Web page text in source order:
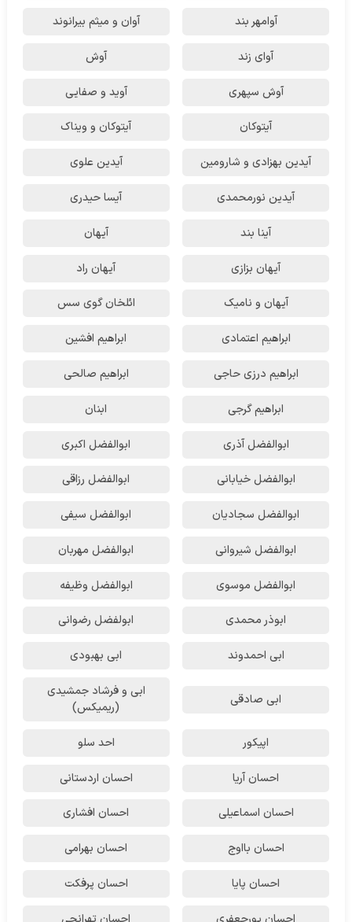
آوامهر بند آوان و میثم بیرانوند
آوای زند آوش
آوش سپهری آوید و صفایی
آیتوکان آیتوکان و ویناک
آیدین بهزادی و شارومین آیدین علوی
آیدین نورمحمدی آیسا حیدری
آینا بند آیهان
آیهان بزازی آیهان راد
آیهان و نامیک ائلخان گوی سس
ابراهیم اعتمادی ابراهیم افشین
ابراهیم درزی حاجی ابراهیم صالحی
ابراهیم گرجی ابنان
ابوالفضل آذری ابوالفضل اکبری
ابوالفضل خیابانی ابوالفضل رزاقی
ابوالفضل سجادیان ابوالفضل سیفی
ابوالفضل شیروانی ابوالفضل مهربان
ابوالفضل موسوی ابوالفضل وظیفه
ابوذر محمدی ابولفضل رضوانی
ابی احمدوند ابی بهبودی
ابی صادقی
ابی و فرشاد جمشیدی
(ریمیکس)
اپیکور احد سلو
احسان آریا احسان اردستانی
احسان اسماعیلی احسان افشاری
احسان بااوج احسان بهرامی
احسان پایا احسان پرفکت